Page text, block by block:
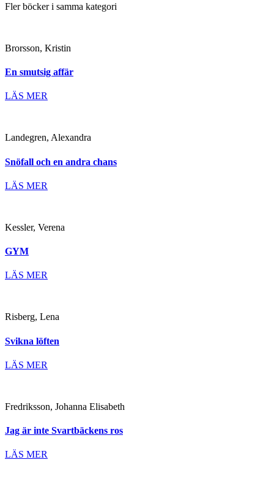
Fler böcker i samma kategori
Brorsson, Kristin
En smutsig affär
LÄS MER
Landegren, Alexandra
Snöfall och en andra chans
LÄS MER
Kessler, Verena
GYM
LÄS MER
Risberg, Lena
Svikna löften
LÄS MER
Fredriksson, Johanna Elisabeth
Jag är inte Svartbäckens ros
LÄS MER